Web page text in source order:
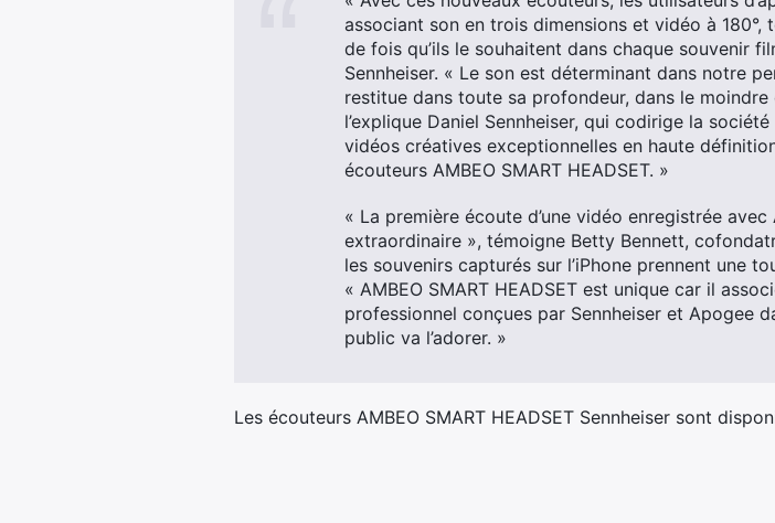
associant son en trois dimensions et vidéo à
de fois qu’ils le souhaitent dans chaque souvenir
Sennheiser. « Le son est déterminant dans notre
restitue dans toute sa profondeur, dans le
l’explique Daniel Sennheiser, qui codirige la
vidéos créatives exceptionnelles en haute
écouteurs AMBEO SMART HEADSET. »
« La première écoute d’une vidéo enregistrée
extraordinaire », témoigne Betty Bennett,
les souvenirs capturés sur l’iPhone prennent une
« AMBEO SMART HEADSET est unique car il
professionnel conçues par Sennheiser et Apogee
public va l’adorer. »
Les écouteurs AMBEO SMART HEADSET Sennheiser sont